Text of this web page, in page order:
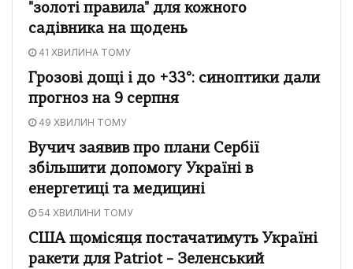
"золоті правила" для кожного
садівника на щодень
41 ХВИЛИНА ТОМУ
Грозові дощі і до +33°: синоптики дали
прогноз на 9 серпня
49 ХВИЛИН ТОМУ
Вучич заявив про плани Сербії
збільшити допомогу Україні в
енергетиці та медицині
54 ХВИЛИНИ ТОМУ
США щомісяця постачатимуть Україні
ракети для Patriot – Зеленський